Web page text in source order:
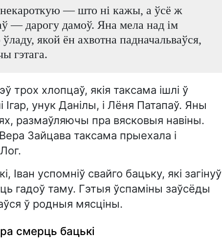
некароткую — што ні кажы, а ўсё ж
— дарогу дамоў. Яна мела над ім
якой ён ахвотна падначальваўся,
гэтага.
трох хлопцаў, якія таксама ішлі ў
Ігар, унук Данілы, і Лёня Патапаў. Яны
размаўляючы пра вясковыя навіны.
Зайцава таксама прыехала і
Іван успомніў свайго бацьку, які загінуў
гадоў таму. Гэтыя ўспаміны заўсёды
ў родныя мясціны.
смерць бацькі